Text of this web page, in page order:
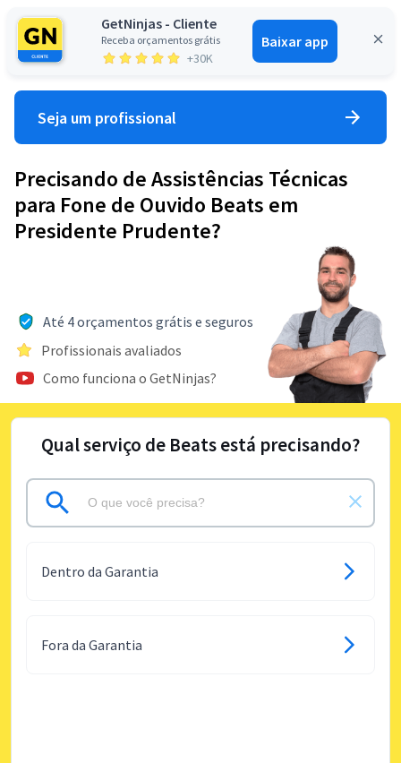
GetNinjas - Cliente
Receba orçamentos grátis
+30K
Baixar app
Entrar
Seja um profissional
Precisando de Assistências Técnicas
para Fone de Ouvido Beats em
Presidente Prudente?
Até 4 orçamentos grátis e seguros
Profissionais avaliados
Como funciona o GetNinjas?
Qual serviço de Beats está precisando?
Dentro da Garantia
Fora da Garantia